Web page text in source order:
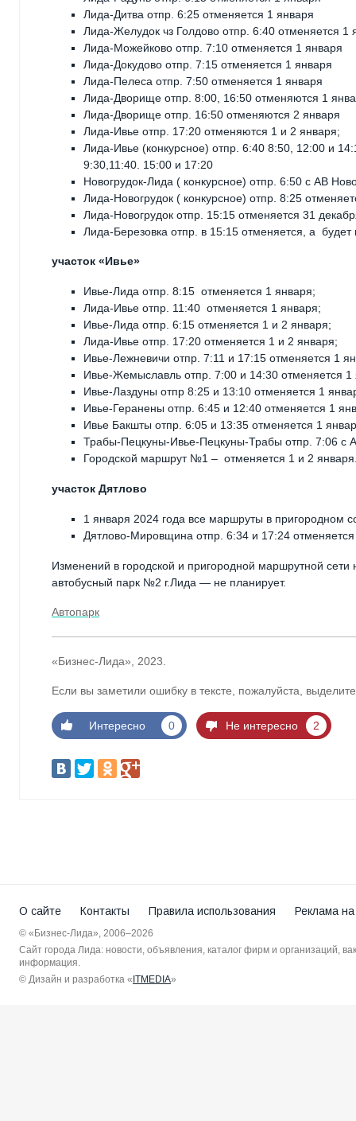
Лида-Дитва отпр. 6:25 отменяется 1 января
Лида-Желудок чз Голдово отпр. 6:40 отменяется 1
Лида-Можейково отпр. 7:10 отменяется 1 января
Лида-Докудово отпр. 7:15 отменяется 1 января
Лида-Пелеса отпр. 7:50 отменяется 1 января
Лида-Дворище отпр. 8:00, 16:50 отменяются 1
Лида-Дворище отпр. 16:50 отменяются 2 января
Лида-Ивье отпр. 17:20 отменяются 1 и 2 января;
Лида-Ивье (конкурсное) отпр. 6:40 8:50, 12:00 и
9:30,11:40. 15:00 и 17:20
Новогрудок-Лида ( конкурсное) отпр. 6:50 с АВ
Лида-Новогрудок ( конкурсное) отпр. 8:25
Лида-Новогрудок отпр. 15:15 отменяется 31
Лида-Березовка отпр. в 15:15 отменяется, а
участок «Ивье»
Ивье-Лида отпр. 8:15 отменяется 1 января;
Лида-Ивье отпр. 11:40 отменяется 1 января;
Ивье-Лида отпр. 6:15 отменяется 1 и 2 января;
Лида-Ивье отпр. 17:20 отменяется 1 и 2 января;
Ивье-Лежневичи отпр. 7:11 и 17:15 отменяется 1
Ивье-Жемыславль отпр. 7:00 и 14:30 отменяется 1
Ивье-Лаздуны отпр 8:25 и 13:10 отменяется 1
Ивье-Геранены отпр. 6:45 и 12:40 отменяется 1
Ивье Бакшты отпр. 6:05 и 13:35 отменяется 1
Трабы-Пецкуны-Ивье-Пецкуны-Трабы отпр. 7:06 с
Городской маршрут №1 – отменяется 1 и 2
участок Дятлово
1 января 2024 года все маршруты в пригородном
Дятлово-Мировщина отпр. 6:34 и 17:24
Изменений в городской и пригородной маршрутной
автобусный парк №2 г.Лида — не планирует.
Автопарк
«Бизнес-Лида», 2023.
Если вы заметили ошибку в тексте, пожалуйста,
Интересно 0 Не интересно 2
О сайте Контакты Правила использования Реклама
© «Бизнес-Лида», 2006–2026
Сайт города Лида: новости, объявления, каталог фирм и организаций,
информация.
© Дизайн и разработка «ITMEDIA»